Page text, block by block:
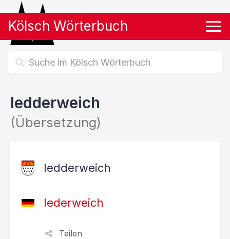
Kölsch Wörterbuch
ledderweich
(Übersetzung)
ledderweich
lederweich
Teilen